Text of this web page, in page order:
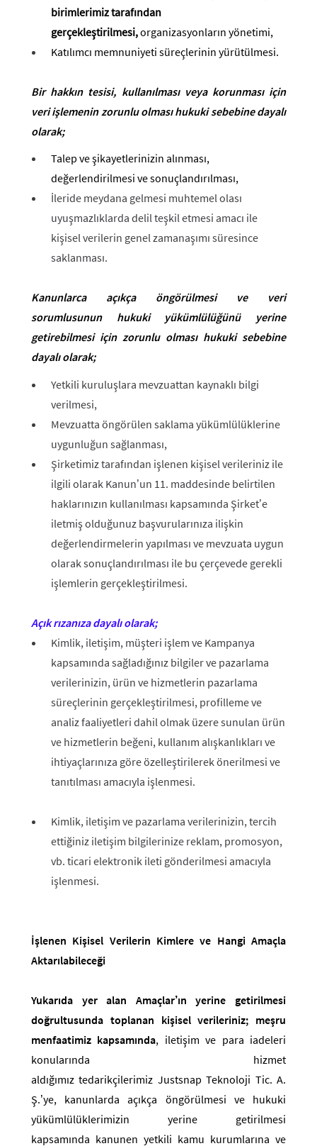
birimlerimiz tarafından
gerçekleştirilmesi,organizasyonların yönetimi,
Katılımcı memnuniyeti süreçlerinin yürütülmesi.
Bir hakkın tesisi, kullanılması veya korunması için
veri işlemenin zorunlu olması hukuki sebebine dayalı
olarak;
Talep ve şikayetlerinizin alınması,
değerlendirilmesi ve sonuçlandırılması,
İleride meydana gelmesi muhtemel olası
uyuşmazlıklarda delil teşkil etmesi amacı ile
kişisel verilerin genel zamanaşımı süresince
saklanması.
Kanunlarca açıkça öngörülmesi ve veri
sorumlusunun hukuki yükümlülüğünü yerine
getirebilmesi için zorunlu olması hukuki sebebine
dayalı olarak;
Yetkili kuruluşlara mevzuattan kaynaklı bilgi
verilmesi,
Mevzuatta öngörülen saklama yükümlülüklerine
uygunluğun sağlanması,
Şirketimiz tarafından işlenen kişisel verileriniz ile
ilgili olarak Kanun’un 11. maddesinde belirtilen
haklarınızın kullanılması kapsamında Şirket’e
iletmiş olduğunuz başvurularınıza ilişkin
değerlendirmelerin yapılması ve mevzuata uygun
olarak sonuçlandırılması ile bu çerçevede gerekli
işlemlerin gerçekleştirilmesi.
Açık rızanıza dayalı olarak;
Kimlik, iletişim, müşteri işlem ve Kampanya
kapsamında sağladığınız bilgiler ve pazarlama
verilerinizin, ürün ve hizmetlerin pazarlama
süreçlerinin gerçekleştirilmesi, profilleme ve
analiz faaliyetleri dahil olmak üzere sunulan ürün
ve hizmetlerin beğeni, kullanım alışkanlıkları ve
ihtiyaçlarınıza göre özelleştirilerek önerilmesi ve
tanıtılması amacıyla işlenmesi.
Kimlik, iletişim ve pazarlama verilerinizin, tercih
ettiğiniz iletişim bilgilerinize reklam, promosyon,
vb. ticari elektronik ileti gönderilmesi amacıyla
işlenmesi.
İşlenen Kişisel Verilerin Kimlere ve Hangi Amaçla
Aktarılabileceği
Yukarıda yer alan Amaçlar’ın yerine getirilmesi
doğrultusunda toplanan kişisel verileriniz; meşru
menfaatimiz kapsamında, iletişim ve para iadeleri
konularında hizmet
aldığımız tedarikçilerimiz Justsnap Teknoloji Tic. A.
Ş.’ye, kanunlarda açıkça öngörülmesi ve hukuki
yükümlülüklerimizin yerine getirilmesi
kapsamında kanunen yetkili kamu kurumlarına ve